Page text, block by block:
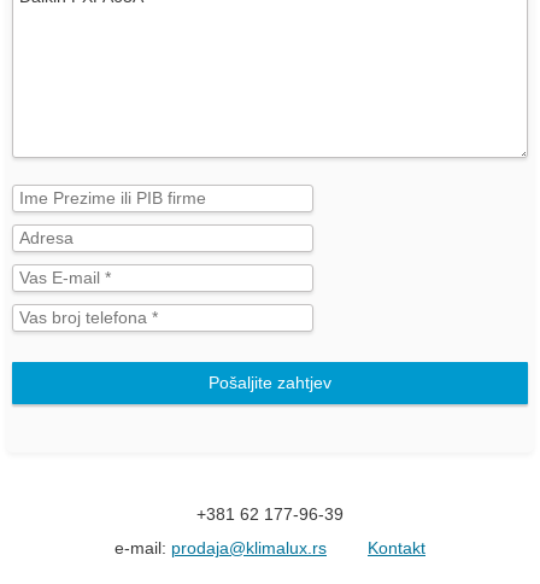
Pošaljite zahtjev
+381 62 177-96-39
e-mail: prodaja@klimalux.rs Kontakt